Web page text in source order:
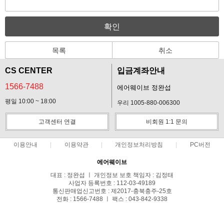
확인
목록 취소
CS CENTER
1566-7488
평일 10:00 ~ 18:00
입금계좌안내
에어웨이브 정완섭
우리 1005-880-006300
고객센터 연결 비회원 1:1 문의
이용안내 이용약관 개인정보처리방침 PC버전
에어웨이브
대표 : 정완섭 ㅣ 개인정보 보호 책임자 : 김정태
사업자 등록번호 : 112-03-49189
통신판매업신고번호 : 제2017-충북충주-25호
전화 : 1566-7488 ㅣ 팩스 : 043-842-9338